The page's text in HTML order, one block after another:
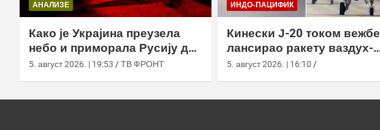
АНАЛИЗЕ
Како је Украјина преузела
небо и приморала Русију да
мења оружје
5. август 2026. | 19:53 ТВ ФРОНТ
ИНДО-ПАЦИФИК
Кинески Ј-20 током вежбе
лансирао ракету ваздух-
ваздух са велике висине
5. август 2026. | 16:10